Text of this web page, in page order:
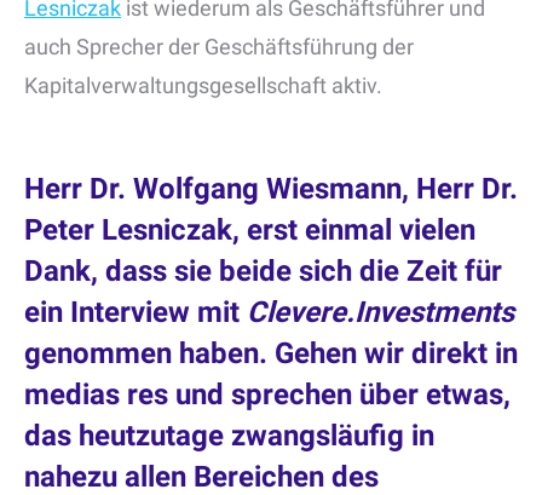
Lesniczak ist wiederum als Geschäftsführer und
auch Sprecher der Geschäftsführung der
Kapitalverwaltungsgesellschaft aktiv.
Herr Dr. Wolfgang Wiesmann, Herr Dr.
Peter Lesniczak, erst einmal vielen
Dank, dass sie beide sich die Zeit für
ein Interview mit Clevere.Investments
genommen haben. Gehen wir direkt in
medias res und sprechen über etwas,
das heutzutage zwangsläufig in
nahezu allen Bereichen des